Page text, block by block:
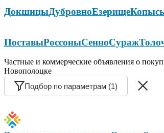
ДокшицыДубровноЕзерищеКопысь
ПоставыРоссоныСенноСураж
Частные и коммерческие объявления о
Новополоцке
Подбор по параметрам (1)